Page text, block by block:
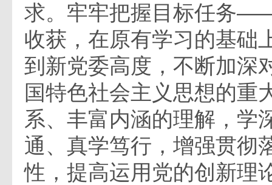
求。牢牢把握目标任务
收获，在原有学习的基础
到新党委高度，不断加深
国特色社会主义思想的重
系、丰富内涵的理解，学
通、真学笃行，增强贯彻
性，提高运用党的创新理